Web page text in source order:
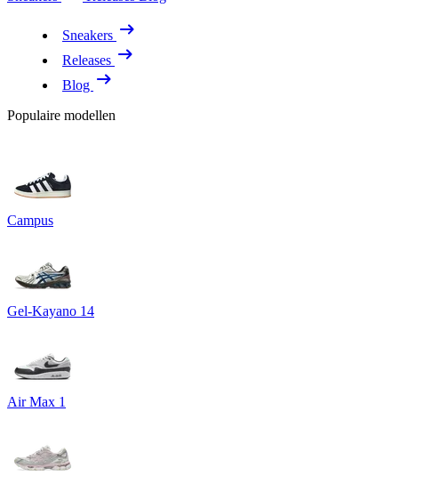
Sneakers
Releases
Blog
Populaire modellen
Campus
Gel-Kayano 14
Air Max 1